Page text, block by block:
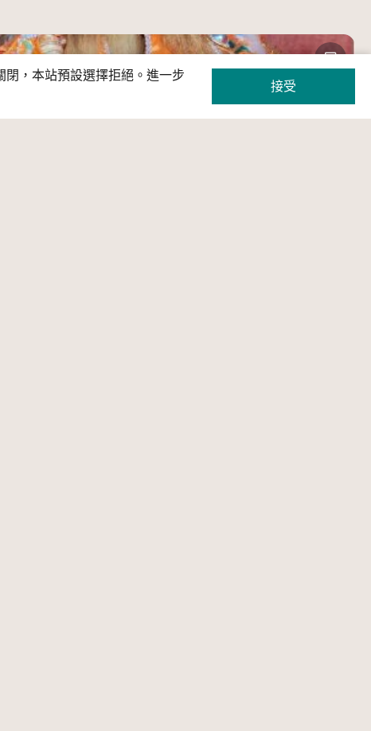
，本站預設選擇拒絕。進一步
接受